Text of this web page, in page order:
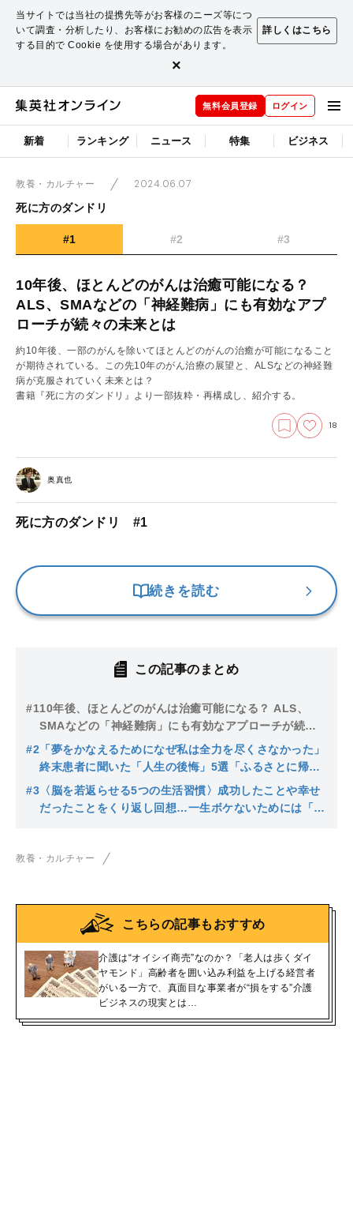
当サイトでは当社の提携先等がお客様のニーズ等につ
いて調査・分析したり、お客様にお勧めの広告を表示
する目的で Cookie を使用する場合があります。
詳しくはこちら
×
無料会員登録 ログイン
新着 ランキング ニュース 特集 ビジネス
教養・カルチャー
2024.06.07
死に方のダンドリ
#1 #2 #3
10年後、ほとんどのがんは治癒可能になる？
ALS、SMAなどの「神経難病」にも有効なアプ
ローチが続々の未来とは
約10年後、一部のがんを除いてほとんどのがんの治癒が可能になること
が期待されている。この先10年のがん治療の展望と、ALSなどの神経難
病が克服されていく未来とは？
書籍『死に方のダンドリ』より一部抜粋・再構成し、紹介する。
18
奥真也
死に方のダンドリ #1
続きを読む
この記事のまとめ
#110年後、ほとんどのがんは治癒可能になる？ ALS、
SMAなどの「神経難病」にも有効なアプローチが続々
の未来とは
#2 「夢をかなえるためになぜ私は全力を尽くさなかった」
終末患者に聞いた「人生の後悔」5選「ふるさとに帰れ
ばよかった…」
#3 〈脳を若返らせる5つの生活習慣〉成功したことや幸せ
だったことをくり返し回想…一生ボケないためには「ス
教養・カルチャー
こちらの記事もおすすめ
介護は“オイシイ商売”なのか？「老人は歩くダイ
ヤモンド」高齢者を囲い込み利益を上げる経営者
がいる一方で、真面目な事業者が“損をする”介護
ビジネスの現実とは…